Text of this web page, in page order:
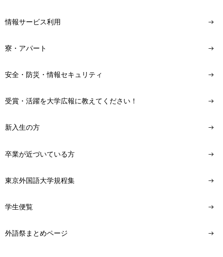
情報サービス利用
寮・アパート
安全・防災・情報セキュリティ
受賞・活躍を大学広報に教えてください！
新入生の方
卒業が近づいている方
東京外国語大学規程集
学生便覧
外語祭まとめページ